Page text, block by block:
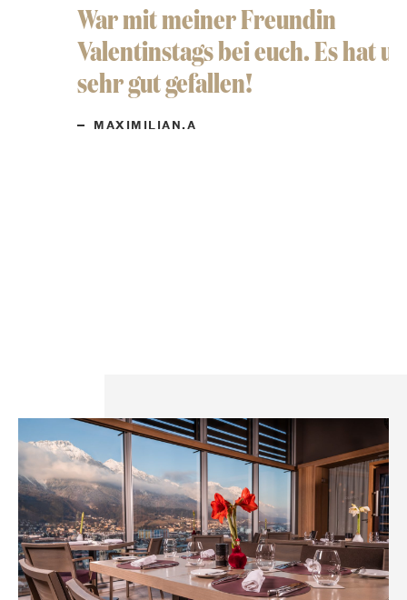
War mit meiner Freundin
Valentinstags bei euch. Es hat uns
sehr gut gefallen!
MAXIMILIAN.A